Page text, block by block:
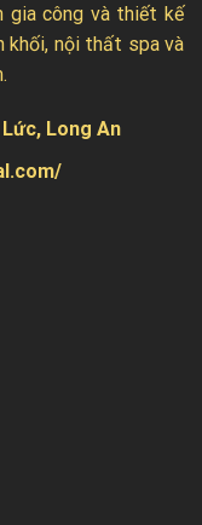
gia công và thiết kế
khối, nội thất spa và
Long An